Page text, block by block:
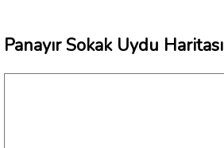
Panayır Sokak Uydu Haritası